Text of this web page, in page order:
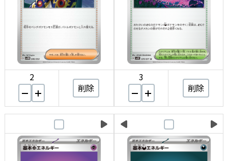
2
削除
3
削除